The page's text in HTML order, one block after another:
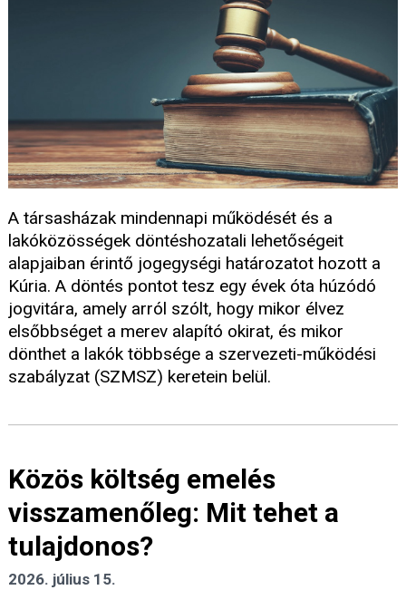
A társasházak mindennapi működését és a
lakóközösségek döntéshozatali lehetőségeit
alapjaiban érintő jogegységi határozatot hozott a
Kúria. A döntés pontot tesz egy évek óta húzódó
jogvitára, amely arról szólt, hogy mikor élvez
elsőbbséget a merev alapító okirat, és mikor
dönthet a lakók többsége a szervezeti-működési
szabályzat (SZMSZ) keretein belül.
Közös költség emelés
visszamenőleg: Mit tehet a
tulajdonos?
2026. július 15.